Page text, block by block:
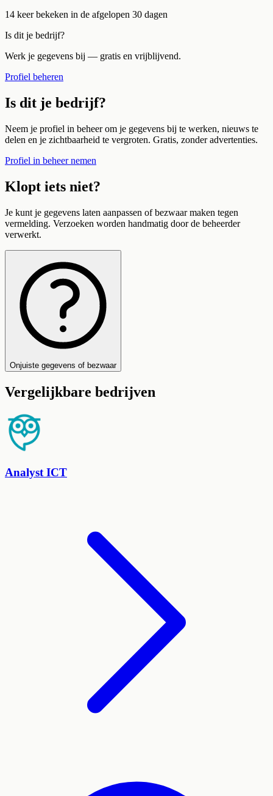
14 keer bekeken in de afgelopen 30 dagen
Is dit je bedrijf?
Werk je gegevens bij — gratis en vrijblijvend.
Profiel beheren
Is dit je bedrijf?
Neem je profiel in beheer om je gegevens bij te werken, nieuws te
delen en je zichtbaarheid te vergroten. Gratis, zonder advertenties.
Profiel in beheer nemen
Klopt iets niet?
Je kunt je gegevens laten aanpassen of bezwaar maken tegen
vermelding. Verzoeken worden handmatig door de beheerder
verwerkt.
Onjuiste gegevens of bezwaar
Vergelijkbare bedrijven
Analyst ICT